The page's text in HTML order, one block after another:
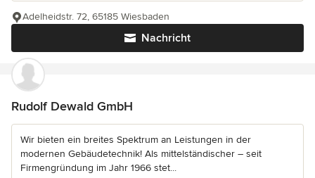
Nachricht
Adelheidstr. 72, 65185 Wiesbaden
Rudolf Dewald GmbH
Wir bieten ein breites Spektrum an Leistungen in der
modernen Gebäudetechnik! Als mittelständischer – seit
Firmengründung im Jahr 1966 stet...